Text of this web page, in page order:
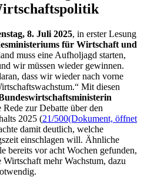
8. Juli 2025, in erster Lesung
für Wirtschaft und
muss eine Aufholjagd starten,
wir müssen wieder gewinnen.
dass wir wieder nach vorne
Mit diesen
Rede zur Debatte über den
2025 (21/500(Dokument, öffnet
damit deutlich, welche
einschlagen will. Ähnliche
bereits vor acht Wochen gefunden,
mehr Wachstum, dazu